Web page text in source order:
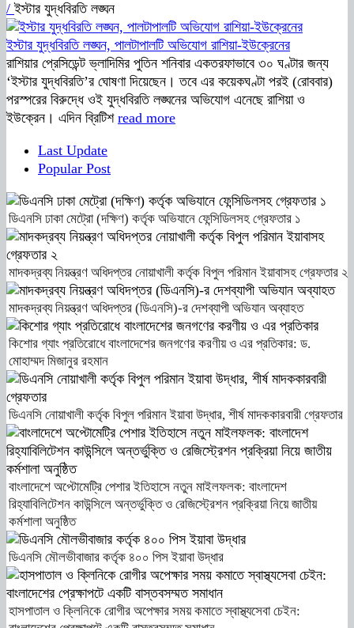
/ইস্টার যুদ্ধবিরতি লঙ্ঘন
ইস্টার যুদ্ধবিরতি লঙ্ঘন, পালটাপালটি অভিযোগ রাশিয়া-ইউক্রেনের
রাশিয়ার প্রেসিডেন্ট ভ্লাদিমির পুতিন শনিবার একতরফাভাবে ৩০ ঘণ্টার জন্য
‘ইস্টার যুদ্ধবিরতি’র ঘোষণা দিয়েছেন। তবে এর কয়েকঘণ্টা পরই (রোববার)
পরস্পরের বিরুদ্ধে ওই যুদ্ধবিরতি লঙ্ঘনের অভিযোগ এনেছে রাশিয়া ও
ইউক্রেন। এদিন ব্রিটিশ read more
Last Update
Popular Post
ডিএনসি ঢাকা মেট্রো (দক্ষিণ) কর্তৃক অভিযানে ফেন্সিডিলসহ গ্রেফতার ১
মাদকদ্রব্য নিয়ন্ত্রণ অধিদপ্তর নোয়াখালী কর্তৃক বিপুল পরিমান ইয়াবাসহ গ্রেফতার ২
মাদকদ্রব্য নিয়ন্ত্রণ অধিদপ্তর (ডিএনসি)-র দেশব্যাপী অভিযান অব্যাহত
কিশোর গ্যাং প্রতিরোধে বাংলাদেশের জনগণের করণীয় ও এর প্রতিকার: ড.
মোহাম্মদ মিজানুর রহমান
ডিএনসি নোয়াখালী কর্তৃক বিপুল পরিমান ইয়াবা উদ্ধার, শীর্ষ মাদককারবারী গ্রেফতার
বাংলাদেশে অপ্টোমেট্রি পেশার ইতিহাসে নতুন মাইলফলক: বাংলাদেশ
রিহ্যাবিলিটেশন কাউন্সিলে অন্তর্ভুক্তি ও রেজিস্ট্রেশন প্রক্রিয়া নিয়ে জাতীয়
কর্মশালা অনুষ্ঠিত
ডিএনসি মৌলভীবাজার কর্তৃক ৪০০ পিস ইয়াবা উদ্ধার
হাসপাতাল ও ক্লিনিকে রোগীর অপেক্ষার সময় কমাতে স্বাস্থ্যসেবা চেইন: